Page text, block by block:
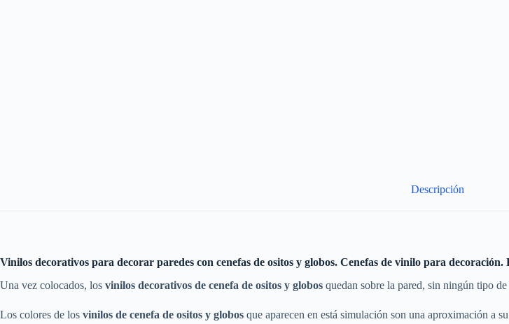
Descripción
Vinilos decorativos para decorar paredes con cenefas de ositos y globos. Cenefas de vinilo para decoración.
Una vez colocados, los vinilos decorativos de cenefa de ositos y globos quedan sobre la pared, sin ningún tipo
Los colores de los vinilos de cenefa de ositos y globos que aparecen en está simulación son una aproximación a